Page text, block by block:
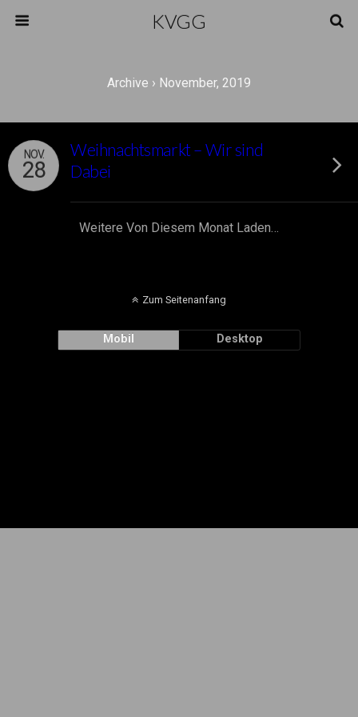
KVGG
Archive › November, 2019
NOV.
28
Weihnachtsmarkt – Wir sind
Dabei
Weitere Von Diesem Monat Laden…
Zum Seitenanfang
Mobil Desktop